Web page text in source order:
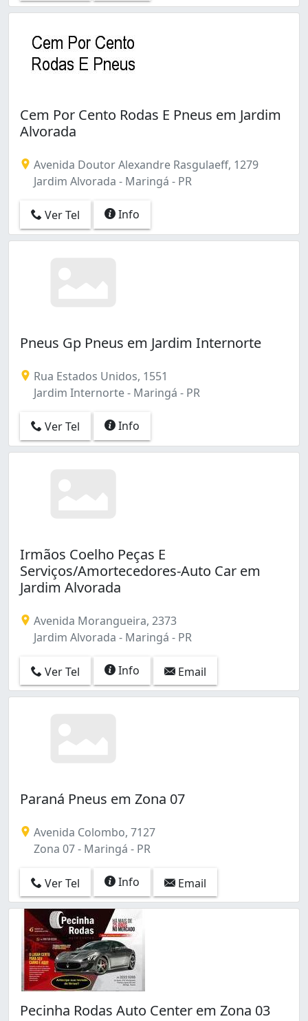
Cem Por Cento Rodas E Pneus em Jardim
Alvorada
Avenida Doutor Alexandre Rasgulaeff, 1279
Jardim Alvorada - Maringá - PR
Ver Tel Info
Pneus Gp Pneus em Jardim Internorte
Rua Estados Unidos, 1551
Jardim Internorte - Maringá - PR
Ver Tel Info
Irmãos Coelho Peças E
Serviços/Amortecedores-Auto Car em
Jardim Alvorada
Avenida Morangueira, 2373
Jardim Alvorada - Maringá - PR
Ver Tel Info Email
Paraná Pneus em Zona 07
Avenida Colombo, 7127
Zona 07 - Maringá - PR
Ver Tel Info Email
Pecinha Rodas Auto Center em Zona 03